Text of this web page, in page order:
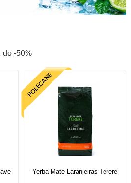
do -50%
Yerba Mate Laranjeiras Terere